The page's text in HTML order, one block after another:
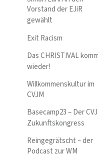
Vorstand der EJiR
gewählt
Exit Racism
Das CHRISTIVAL
wieder!
Willkommenskultur im
CVJM
Basecamp23 – Der
Zukunftskongress
Reingegrätscht – der
Podcast zur WM